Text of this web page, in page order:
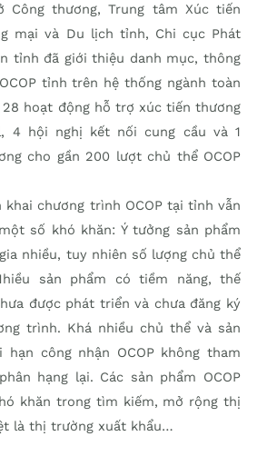
Công thương, Trung tâm Xúc tiến
mại và Du lịch tỉnh, Chi cục Phát
tỉnh đã giới thiệu danh mục, thông
tỉnh trên hệ thống ngành toàn
28 hoạt động hỗ trợ xúc tiến thương
4 hội nghị kết nối cung cầu và 1
cho gần 200 lượt chủ thể OCOP
chương trình OCOP tại tỉnh vẫn
số khó khăn: Ý tưởng sản phẩm
nhiều, tuy nhiên số lượng chủ thể
sản phẩm có tiềm năng, thế
được phát triển và chưa đăng ký
trình. Khá nhiều chủ thể và sản
công nhận OCOP không tham
hạng lại. Các sản phẩm OCOP
khăn trong tìm kiếm, mở rộng thị
là thị trường xuất khẩu…